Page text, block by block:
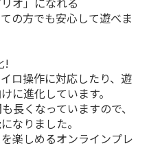
の方でも安心して遊べま
!
ロ操作に対応したり、遊
進化しています。
長くなっていますので、
なりました。
楽しめるオンラインプレ